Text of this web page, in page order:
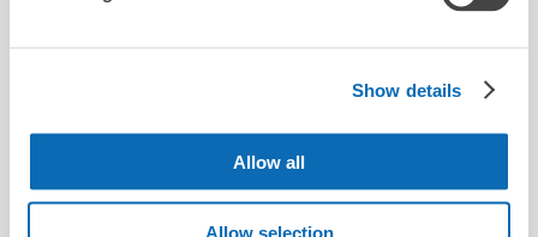
Show details
Allow all
Allow selection
保管できる荷物数
スーツケースサイズ: バッグサイズ: